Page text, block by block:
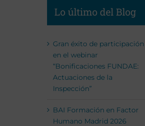
Lo último del Blog
Gran éxito de participación
en el webinar
“Bonificaciones FUNDAE:
Actuaciones de la
Inspección”
BAI Formación en Factor
Humano Madrid 2026